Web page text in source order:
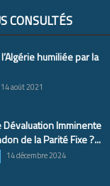
CONSULTÉS
humiliée par la
14 août 2021
Dévaluation Imminente
de la Parité Fixe ?...
14 décembre 2024